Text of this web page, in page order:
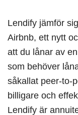
Lendify jämför
Airbnb, ett nytt
att du lånar av
som behöver
såkallat peer-to-
billigare och
Lendify är